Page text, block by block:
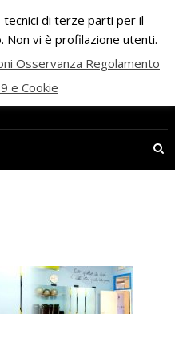
di terze parti per il
vi è profilazione utenti.
Osservanza Regolamento
e Cookie